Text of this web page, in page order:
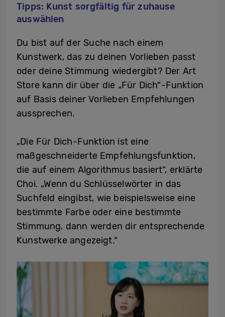
Tipps: Kunst sorgfältig für zuhause
auswählen
Du bist auf der Suche nach einem
Kunstwerk, das zu deinen Vorlieben passt
oder deine Stimmung wiedergibt? Der Art
Store kann dir über die „Für Dich“-Funktion
auf Basis deiner Vorlieben Empfehlungen
aussprechen.
„Die Für Dich-Funktion ist eine
maßgeschneiderte Empfehlungsfunktion,
die auf einem Algorithmus basiert“, erklärte
Choi. „Wenn du Schlüsselwörter in das
Suchfeld eingibst, wie beispielsweise eine
bestimmte Farbe oder eine bestimmte
Stimmung, dann werden dir entsprechende
Kunstwerke angezeigt.“